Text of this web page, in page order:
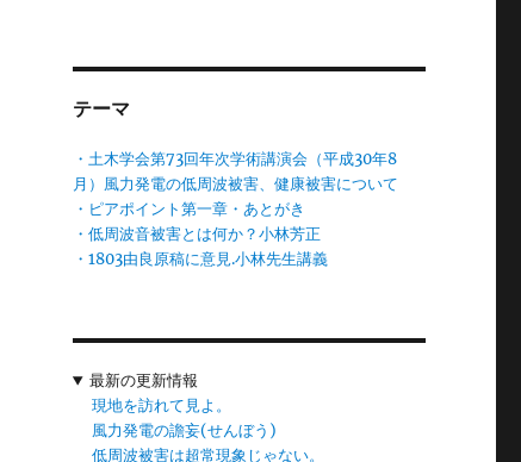
テーマ
・土木学会第73回年次学術講演会（平成30年8
月）風力発電の低周波被害、健康被害について
・ピアポイント第一章・あとがき
・低周波音被害とは何か？小林芳正
・1803由良原稿に意見.小林先生講義
最新の更新情報
現地を訪れて見よ。
風力発電の譫妄(せんぼう)
低周波被害は超常現象じゃない。